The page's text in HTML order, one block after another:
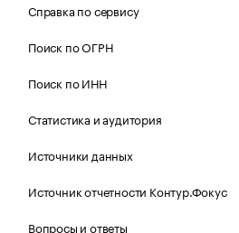
Справка по сервису
Поиск по ОГРН
Поиск по ИНН
Статистика и аудитория
Источники данных
Источник отчетности Контур.Фокус
Вопросы и ответы